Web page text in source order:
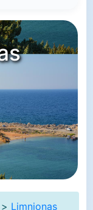
> Limnionas